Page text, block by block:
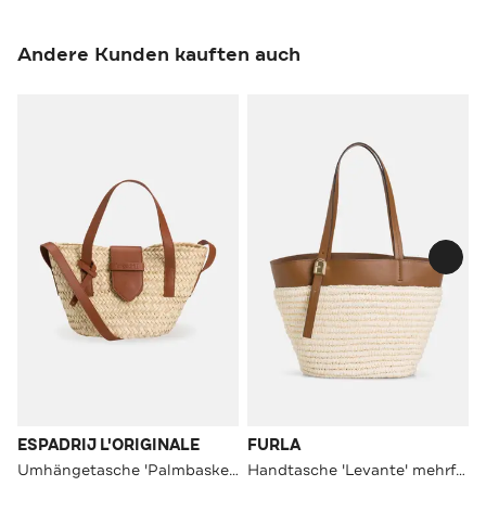
Andere Kunden kauften auch
ESPADRIJ L'ORIGINALE
Umhängetasche 'Palmbasket Luxe' creme
FURLA
Handtasche 'Levante' mehrfarbig